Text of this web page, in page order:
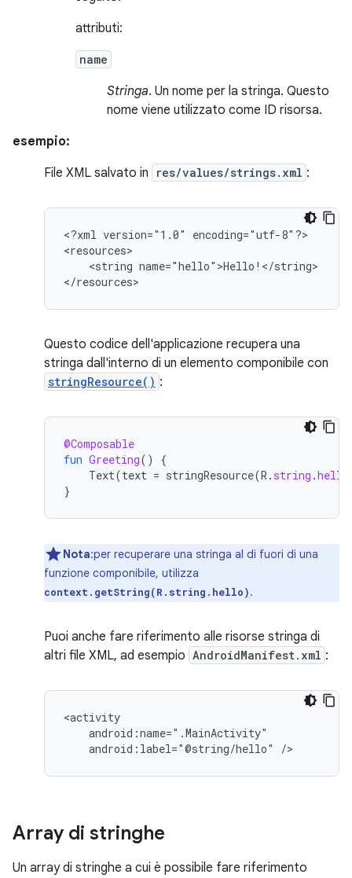
attributi:
name
Stringa. Un nome per la stringa. Questo
nome viene utilizzato come ID risorsa.
esempio:
File XML salvato in
res/values/strings.xml :
<?xml version="1.0"
encoding="utf-8"?>
<string name="hello">Hello!</string>
</resources>
Questo codice dell'applicazione recupera una
stringa dall'interno di un elemento componibile con
stringResource() :
@Composable
fun Greeting()
{
Text(text = stringResource(R . string .hello
}
Nota:per recuperare una stringa al di fuori di una
funzione componibile, utilizza
context.getString(R.string.hello).
Puoi anche fare riferimento alle risorse stringa di
altri file XML, ad esempio AndroidManifest.xml :
android:label="@string/hello"
/>
Array di stringhe
Un array di stringhe a cui è possibile fare riferimento